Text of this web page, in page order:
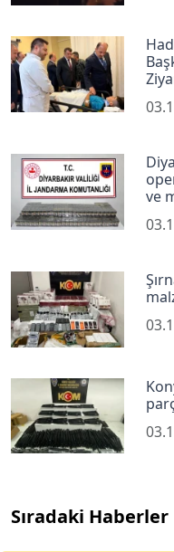
ve
Sıradaki Haberler